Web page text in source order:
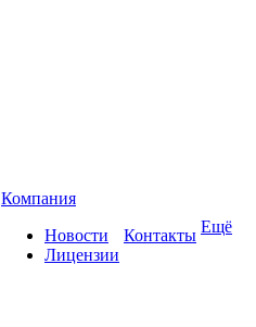
Компания
Новости
Лицензии
Контакты Ещё